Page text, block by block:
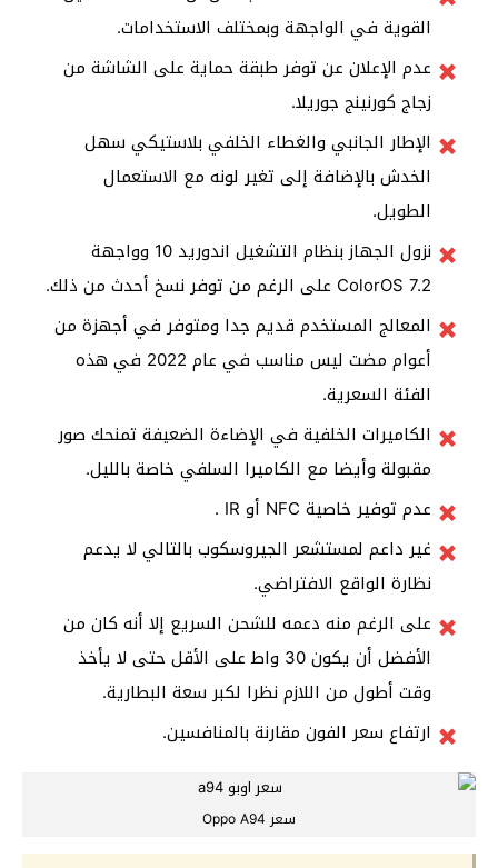
القوية في الواجهة وبمختلف الاستخدامات.
عدم الإعلان عن توفر طبقة حماية على الشاشة من
زجاج كورنينج جوريلا.
الإطار الجانبي والغطاء الخلفي بلاستيكي سهل
الخدش بالإضافة إلى تغير لونه مع الاستعمال
الطويل.
نزول الجهاز بنظام التشغيل اندوريد 10 وواجهة
ColorOS 7.2 على الرغم من توفر نسخ أحدث من ذلك.
المعالج المستخدم قديم جدا ومتوفر في أجهزة من
أعوام مضت ليس مناسب في عام 2022 في هذه
الفئة السعرية.
الكاميرات الخلفية في الإضاءة الضعيفة تمنحك صور
مقبولة وأيضا مع الكاميرا السلفي خاصة بالليل.
عدم توفير خاصية NFC أو IR .
غير داعم لمستشعر الجيروسكوب بالتالي لا يدعم
نظارة الواقع الافتراضي.
على الرغم منه دعمه للشحن السريع إلا أنه كان من
الأفضل أن يكون 30 واط على الأقل حتى لا يأخذ
وقت أطول من اللازم نظرا لكبر سعة البطارية.
ارتفاع سعر الفون مقارنة بالمنافسين.
سعر Oppo A94